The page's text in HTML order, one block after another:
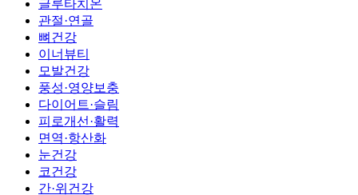
글루타치온
관절·연골
뼈건강
이너뷰티
모발건강
풍성·영양보충
다이어트·슬림
피로개선·활력
면역·항산화
눈건강
코건강
간·위건강